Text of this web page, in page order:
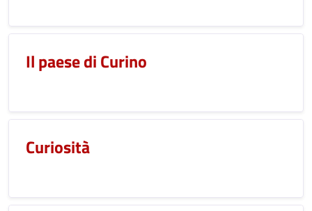
Il paese di Curino
Curiosità